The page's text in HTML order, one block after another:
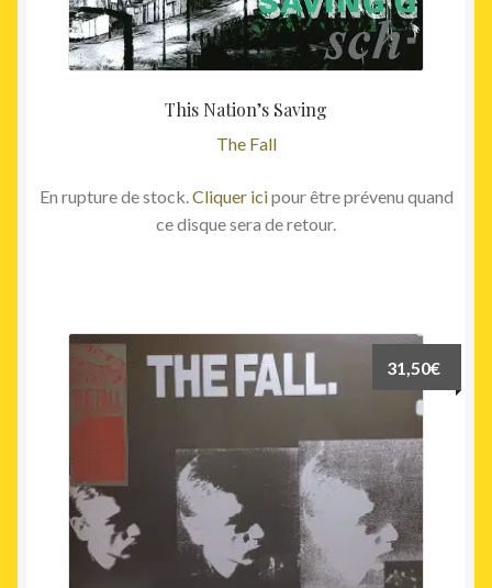
This Nation’s Saving
The Fall
En rupture de stock. Cliquer icipour être prévenu quand
ce disque sera de retour.
31,50€